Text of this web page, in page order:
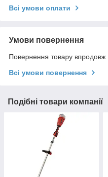
Всі умови оплати
Умови повернення
Повернення товару впродовж
Всі умови повернення
Подібні товари компанії